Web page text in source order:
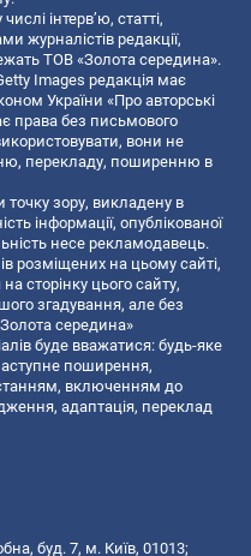
інтерв’ю, статті,
журналістів редакції,
ТОВ «Золота середина».
Images редакція має
України «Про авторські
права без письмового
вони не
перекладу, поширенню в
точку зору, викладену в
інформації, опублікованої
несе рекламодавець.
розміщених на цьому сайті,
сторінку цього сайту,
згадування, але без
середина»
буде вважатися: будь-яке
поширення,
включенням до
адаптація, переклад
буд. 7, м. Київ, 01013;